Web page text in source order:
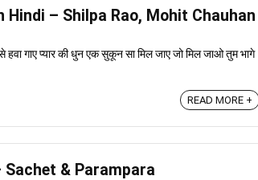
Hindi – Shilpa Rao, Mohit Chauhan
गाए प्यार की धुन एक सुकून सा मिल जाए जो मिल जाओ तुम भागे
READ MORE +
Sachet & Parampara